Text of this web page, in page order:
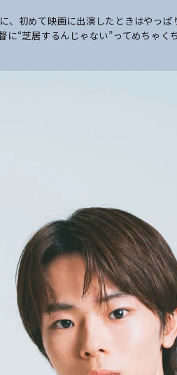
、初めて映画に出演したときはやっ
に“芝居するんじゃない”ってめちゃ